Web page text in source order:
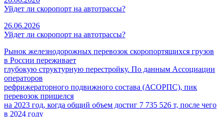
Уйдет ли скоропорт на автотрассы?
26.06.2026
Уйдет ли скоропорт на автотрассы?
Рынок железнодорожных перевозок скоропортящихся грузов
в России переживает
глубокую структурную перестройку. По данным Ассоциации
операторов
рефрижераторного подвижного состава (АСОРПС), пик
перевозок пришелся
на 2023 год, когда общий объем достиг 7 735 526 т, после чего
в 2024 году